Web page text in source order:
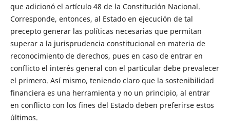
que adicionó el artículo 48 de la Constitución Nacional.
Corresponde, entonces, al Estado en ejecución de tal
precepto generar las políticas necesarias que permitan
superar a la jurisprudencia constitucional en materia de
reconocimiento de derechos, pues en caso de entrar en
conflicto el interés general con el particular debe prevalecer
el primero. Así mismo, teniendo claro que la sostenibilidad
financiera es una herramienta y no un principio, al entrar
en conflicto con los fines del Estado deben preferirse estos
últimos.